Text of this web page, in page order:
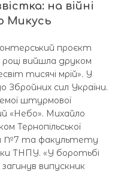
на війні
Микусь
проєкт
вийшла друком
тисячі мрій». У
Збройних сил України.
штурмової
«Небо». Михайло
Тернопільської
№7 та факультету
ТНПУ. «У боротьбі
випускник